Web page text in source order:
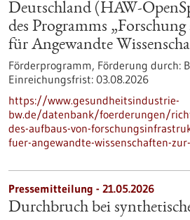
Deutschland (HAW-
des Programms
für Angewandte
Förderprogramm, Förderung durch:
Einreichungsfrist: 03.08.2026
https://www.gesundheitsindustrie-
bw.de/datenbank/foerderungen/
des-aufbaus-von-
fuer-angewandte-wissenschaften-
Pressemitteilung - 21.05.2026
Durchbruch bei